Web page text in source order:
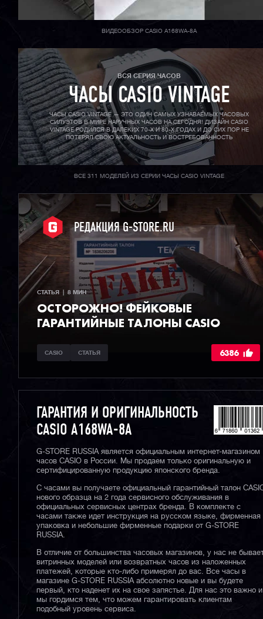
ВИДЕООБЗОР CASIO A168WA-8A
ВСЯ СЕРИЯ ЧАСОВ
ЧАСЫ CASIO VINTAGE
ЧАСЫ CASIO VINTAGE — ЭТО ОДИН САМЫХ УЗНАВАЕМЫХ ЧАСОВЫХ
СИЛУЭТОВ В МИРЕ НАРУЧНЫХ ЧАСОВ НА СЕГОДНЯ! ДИЗАЙН CASIO
VINTAGE РОДИЛСЯ В ДАЛЕКИХ 70-X И 80-X ГОДАХ И ДО СИХ ПОР НЕ
ПОТЕРЯЛ СВОЮ АКТУАЛЬНОСТЬ И ВОСТРЕБОВАННОСТЬ
ВСЕ 311 МОДЕЛЕЙ ИЗ СЕРИИ ЧАСЫ CASIO VINTAGE
РЕДАКЦИЯ G-STORE.RU
СТАТЬЯ  |  8 МИН
ОСТОРОЖНО! ФЕЙКОВЫЕ
ГАРАНТИЙНЫЕ ТАЛОНЫ CASIO
CASIO СТАТЬЯ 6386
ГАРАНТИЯ И ОРИГИНАЛЬНОСТЬ
CASIO A168WA-8A
G-STORE RUSSIA является официальным интернет-магазином
часов CASIO в России. Мы продаем только оригинальную и
сертифицированную продукцию японского бренда.
С часами вы получаете официальный гарантийный талон
нового образца на 2 года сервисного обслуживания в
официальных сервисных центрах бренда. В комплекте с
часами также идет инструкция на русском языке, фирменная
упаковка и небольшие фирменные подарки от G-STORE
RUSSIA.
В отличие от большинства часовых магазинов, у нас не
витринных моделей или возвратных часов из наложенных
платежей, которые кто-либо примерял до вас. Все часы в
магазине G-STORE RUSSIA абсолютно новые и вы будете
первый, кто наденет их на свое запястье. Для нас это важно и
мы гордимся тем, что можем гарантировать клиентам
подобный уровень сервиса.